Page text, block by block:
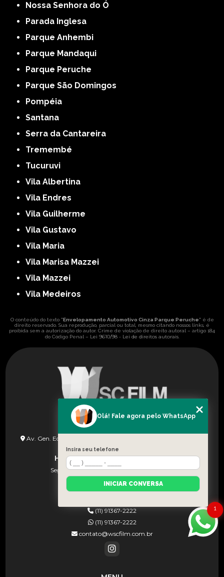
Nossa Senhora do Ó
Parada Inglesa
Parque Anhembi
Parque Mandaqui
Parque Peruche
Parque São Domingos
Pompéia
Santana
Serra da Cantareira
Tremembé
Tucuruvi
Vila Albertina
Vila Endres
Vila Guilherme
Vila Gustavo
Vila Maria
Vila Marisa Mazzei
Vila Mazzei
Vila Medeiros
O conteúdo do texto "Envelopamento Automotivo Cinza Parque Peruche" é de
direito reservado. Sua reprodução, parcial ou total, mesmo citando nossos links, é
proibida sem a autorização do autor. Crime de violação de direito autoral – artigo 184
do Código Penal – Lei 9610/98 - Lei de direitos autorais.
ENDEREÇO
Av. Gen. Edgar Facó, 1258 - Vila Arcadia São Paulo - SP - CEP:
02924-000
HORÁRIO DE FUNCIONAMENTO
Seg à Sex (08h às 18h) e Sab (08:30–13:00)
(11) 91367-2222
(11) 91367-2222
contato@wscfilm.com.br
1
Olá! Fale agora pelo WhatsApp
Insira seu telefone
INICIAR CONVERSA